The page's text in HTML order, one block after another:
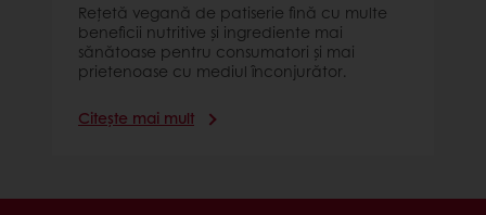
Rețetă vegană de patiserie fină cu multe
beneficii nutritive și ingrediente mai
sănătoase pentru consumatori și mai
prietenoase cu mediul înconjurător.
Citește mai mult